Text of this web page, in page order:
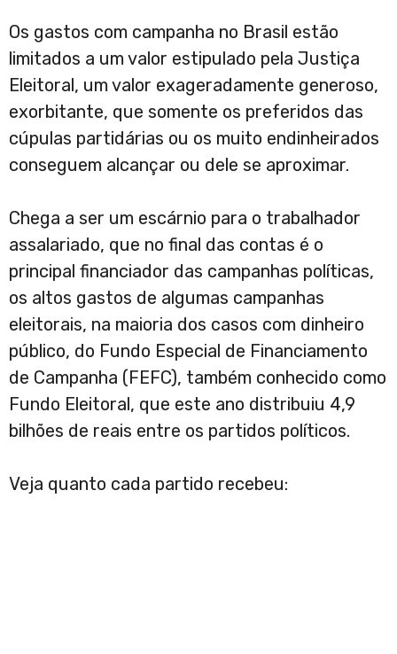
Os gastos com campanha no Brasil estão
limitados a um valor estipulado pela Justiça
Eleitoral, um valor exageradamente generoso,
exorbitante, que somente os preferidos das
cúpulas partidárias ou os muito endinheirados
conseguem alcançar ou dele se aproximar.
Chega a ser um escárnio para o trabalhador
assalariado, que no final das contas é o
principal financiador das campanhas políticas,
os altos gastos de algumas campanhas
eleitorais, na maioria dos casos com dinheiro
público, do Fundo Especial de Financiamento
de Campanha (FEFC), também conhecido como
Fundo Eleitoral, que este ano distribuiu 4,9
bilhões de reais entre os partidos políticos.
Veja quanto cada partido recebeu: